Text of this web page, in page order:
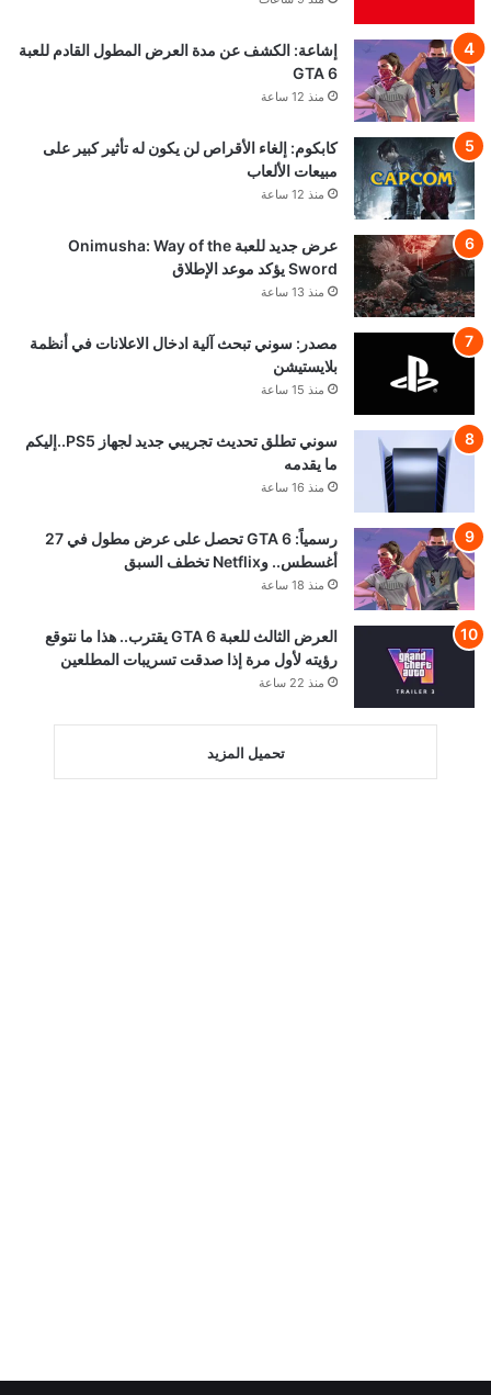
إشاعة: الكشف عن مدة العرض المطول القادم للعبة
GTA 6
منذ 12 ساعة
كابكوم: إلغاء الأقراص لن يكون له تأثير كبير على
مبيعات الألعاب
منذ 12 ساعة
عرض جديد للعبة Onimusha: Way of the
Sword يؤكد موعد الإطلاق
منذ 13 ساعة
مصدر: سوني تبحث آلية ادخال الاعلانات في أنظمة
بلايستيشن
منذ 15 ساعة
سوني تطلق تحديث تجريبي جديد لجهاز PS5..إليكم
ما يقدمه
منذ 16 ساعة
رسمياً: GTA 6 تحصل على عرض مطول في 27
أغسطس.. وNetflix تخطف السبق
منذ 18 ساعة
العرض الثالث للعبة GTA 6 يقترب.. هذا ما نتوقع
رؤيته لأول مرة إذا صدقت تسريبات المطلعين
منذ 22 ساعة
تحميل المزيد